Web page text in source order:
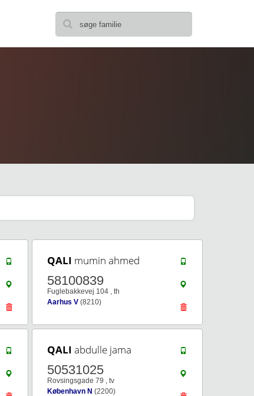
QALI mumin ahmed
58100839
Fuglebakkevej 104 , th
Aarhus V (8210)
QALI abdulle jama
50531025
Rovsingsgade 79 , tv
København N (2200)